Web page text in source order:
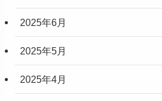
2025年6月
2025年5月
2025年4月